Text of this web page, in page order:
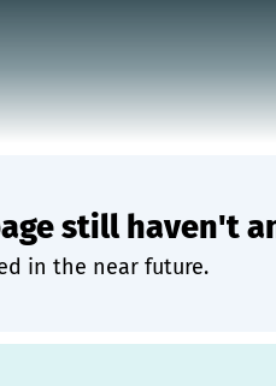
still haven't
in the near future.